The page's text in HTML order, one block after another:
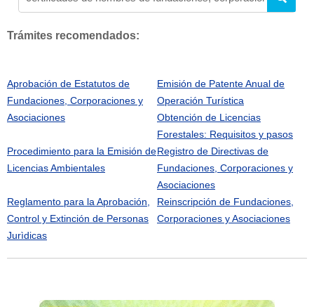
Trámites recomendados:
Aprobación de Estatutos de
Fundaciones, Corporaciones y
Asociaciones
Emisión de Patente Anual de
Operación Turística
Obtención de Licencias
Forestales: Requisitos y pasos
Procedimiento para la Emisión de
Licencias Ambientales
Registro de Directivas de
Fundaciones, Corporaciones y
Asociaciones
Reglamento para la Aprobación,
Control y Extinción de Personas
Jurìdicas
Reinscripción de Fundaciones,
Corporaciones y Asociaciones